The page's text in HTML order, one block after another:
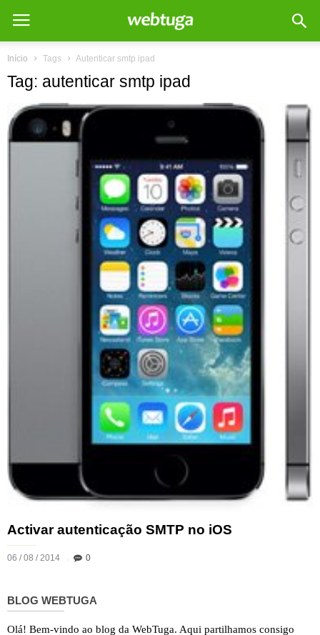
Início Tags Autenticar smtp ipad
Tag: autenticar smtp ipad
Activar autenticação SMTP no iOS
06 / 08 / 2014 0
BLOG WEBTUGA
Olá! Bem-vindo ao blog da WebTuga. Aqui partilhamos consigo